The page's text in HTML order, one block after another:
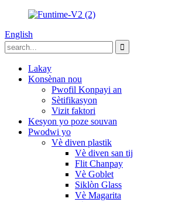
English
Lakay
Konsènan nou
Pwofil Konpayi an
Sètifikasyon
Vizit faktori
Kesyon yo poze souvan
Pwodwi yo
Vè diven plastik
Vè diven san tij
Flit Chanpay
Vè Goblet
Siklòn Glass
Vè Magarita